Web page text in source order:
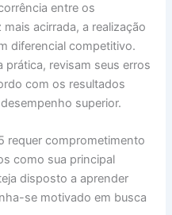
entre os
acirrada, a realização
diferencial competitivo.
prática, revisam seus erros
com os resultados
superior.
requer comprometimento
como sua principal
disposto a aprender
se motivado em busca